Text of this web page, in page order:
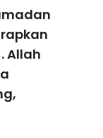
Allah